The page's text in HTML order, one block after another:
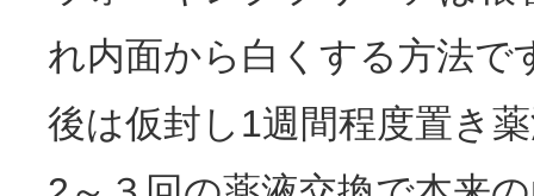
れ内面から白くする方法で
後は仮封し1週間程度置き